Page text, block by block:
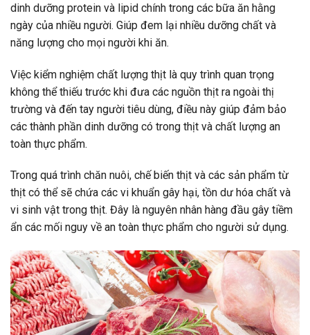
dinh dưỡng protein và lipid chính trong các bữa ăn hằng
ngày của nhiều người. Giúp đem lại nhiều dưỡng chất và
năng lượng cho mọi người khi ăn.
Việc kiểm nghiệm chất lượng thịt là quy trình quan trọng
không thể thiếu trước khi đưa các nguồn thịt ra ngoài thị
trường và đến tay người tiêu dùng, điều này giúp đảm bảo
các thành phần dinh dưỡng có trong thịt và chất lượng an
toàn thực phẩm.
Trong quá trình chăn nuôi, chế biến thịt và các sản phẩm từ
thịt có thể sẽ chứa các vi khuẩn gây hại, tồn dư hóa chất và
vi sinh vật trong thịt. Đây là nguyên nhân hàng đầu gây tiềm
ẩn các mối nguy về an toàn thực phẩm cho người sử dụng.